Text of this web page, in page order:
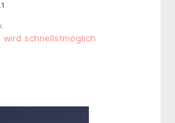
Einsatz in Arztpraxen,
Einsäulen-Aluminium-
von Steckdosenleisten
Kabelkanal zur
von Kabeln. -
Personen darstellen.
schnellstmöglich